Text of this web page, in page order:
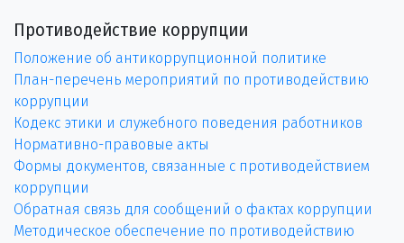
Противодействие коррупции
Положение об антикоррупционной политике
План-перечень мероприятий по противодействию
коррупции
Кодекс этики и служебного поведения работников
Нормативно-правовые акты
Формы документов, связанные с противодействием
коррупции
Обратная связь для сообщений о фактах коррупции
Методическое обеспечение по противодействию